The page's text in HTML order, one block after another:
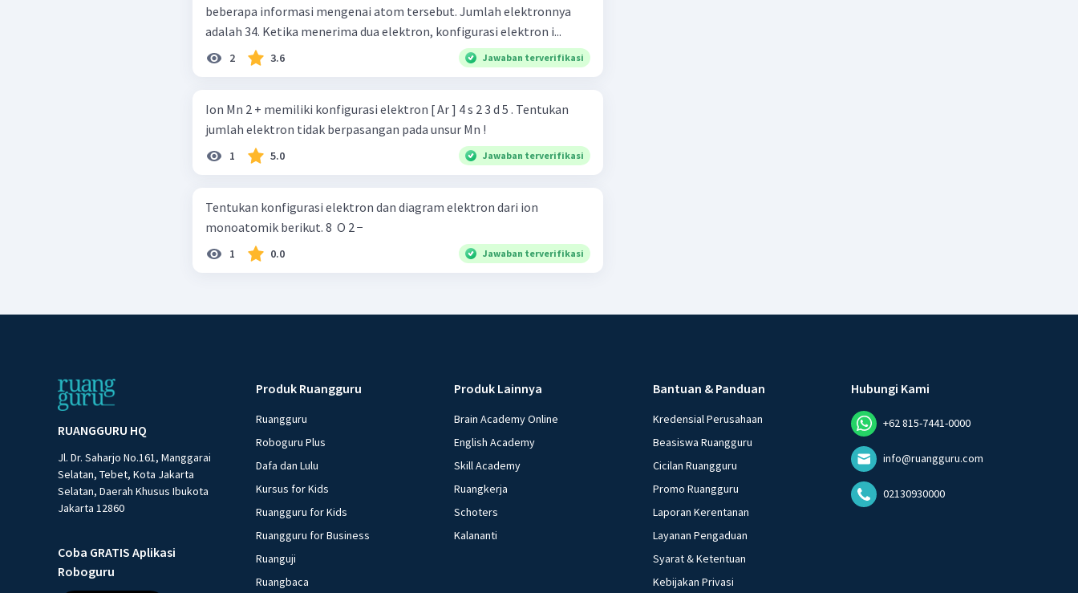
beberapa informasi mengenai atom tersebut. Jumlah elektronnya
adalah 34. Ketika menerima dua elektron, konfigurasi elektron i...
2 3.6 Jawaban terverifikasi
Ion Mn 2 + memiliki konfigurasi elektron [ Ar ] 4 s 2 3 d 5 . Tentukan
jumlah elektron tidak berpasangan pada unsur Mn !
1 5.0 Jawaban terverifikasi
Tentukan konfigurasi elektron dan diagram elektron dari ion
monoatomik berikut. 8 ​ O 2 −
1 0.0 Jawaban terverifikasi
RUANGGURU HQ
Jl. Dr. Saharjo No.161, Manggarai
Selatan, Tebet, Kota Jakarta
Selatan, Daerah Khusus Ibukota
Jakarta 12860
Coba GRATIS Aplikasi
Roboguru
Produk Ruangguru
Ruangguru
Roboguru Plus
Dafa dan Lulu
Kursus for Kids
Ruangguru for Kids
Ruangguru for Business
Ruanguji
Ruangbaca
Produk Lainnya
Brain Academy Online
English Academy
Skill Academy
Ruangkerja
Schoters
Kalananti
Bantuan & Panduan
Kredensial Perusahaan
Beasiswa Ruangguru
Cicilan Ruangguru
Promo Ruangguru
Laporan Kerentanan
Layanan Pengaduan
Syarat & Ketentuan
Kebijakan Privasi
Hubungi Kami
+62 815-7441-0000
info@ruangguru.com
02130930000